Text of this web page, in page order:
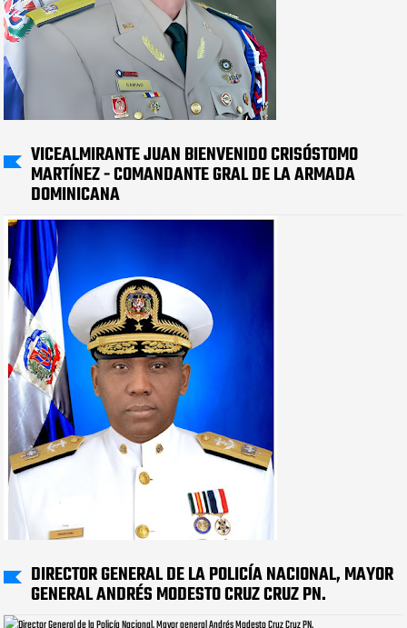
VICEALMIRANTE JUAN BIENVENIDO CRISÓSTOMO
MARTÍNEZ - COMANDANTE GRAL DE LA ARMADA
DOMINICANA
DIRECTOR GENERAL DE LA POLICÍA NACIONAL, MAYOR
GENERAL ANDRÉS MODESTO CRUZ CRUZ PN.